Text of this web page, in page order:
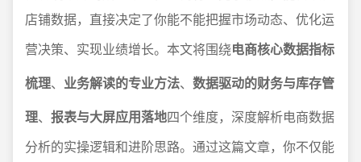
店铺数据，直接决定了你能不能把握市场动态、优化运
营决策、实现业绩增长。本文将围绕电商核心数据指标
梳理、 业务解读的专业方法、 数据驱动的财务与库存管
理、 报表与大屏应用落地四个维度，深度解析电商数据
分析的实操逻辑和进阶思路。通过这篇文章，你不仅能